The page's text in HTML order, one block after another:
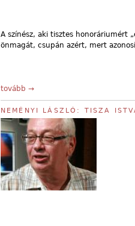
A színész, aki tisztes honoráriumért
önmagát, csupán azért, mert
tovább →
NEMÉNYI LÁSZLÓ: TISZA